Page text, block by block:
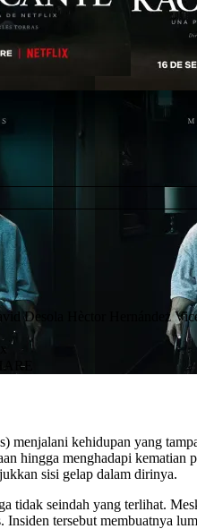
Desola
Hèctor Hernández
menjalani kehidupan yang
hingga menghadapi
sisi gelap dalam dirinya.
tidak seindah yang terlihat.
Insiden tersebut membuatnya